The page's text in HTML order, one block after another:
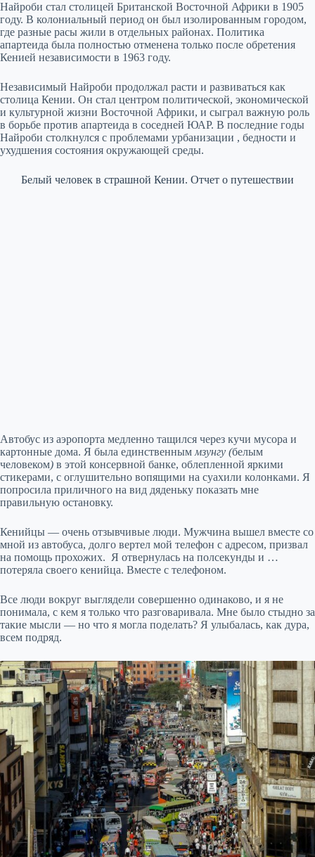
Найроби стал столицей Британской Восточной Африки в 1905
году. В колониальный период он был изолированным городом,
где разные расы жили в отдельных районах. Политика
апартеида была полностью отменена только после обретения
Кенией независимости в 1963 году.
Независимый Найроби продолжал расти и развиваться как
столица Кении. Он стал центром политической, экономической
и культурной жизни Восточной Африки, и сыграл важную роль
в борьбе против апартеида в соседней ЮАР. В последние годы
Найроби столкнулся с проблемами урбанизации , бедности и
ухудшения состояния окружающей среды.
Белый человек в страшной Кении. Отчет о путешествии
Автобус из аэропорта медленно тащился через кучи мусора и
картонные дома. Я была единственным мзунгу (белым
человеком) в этой консервной банке, облепленной яркими
стикерами, с оглушительно вопящими на суахили колонками. Я
попросила приличного на вид дяденьку показать мне
правильную остановку.
Кенийцы — очень отзывчивые люди. Мужчина вышел вместе со
мной из автобуса, долго вертел мой телефон с адресом, призвал
на помощь прохожих. Я отвернулась на полсекунды и …
потеряла своего кенийца. Вместе с телефоном.
Все люди вокруг выглядели совершенно одинаково, и я не
понимала, с кем я только что разговаривала. Мне было стыдно за
такие мысли — но что я могла поделать? Я улыбалась, как дура,
всем подряд.